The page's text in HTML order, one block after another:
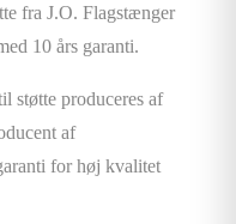
til
fra J.O. Flagstænger
10 års garanti.
støtte produceres af
af
for høj kvalitet